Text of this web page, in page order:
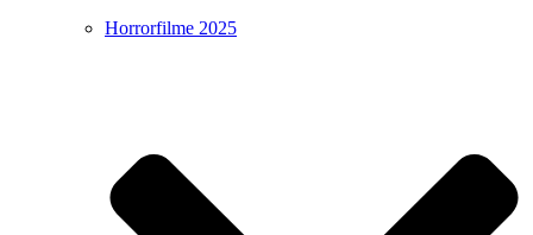
Horrorfilme 2025